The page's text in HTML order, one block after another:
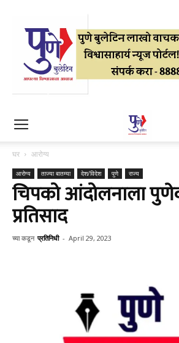
घर आरोग्य
आरोग्य ताज्या बातम्या देश/विदेश पुणे राज्य
चिपको आंदोलनाला
प्रतिसाद
च्या कडून प्रतिनिधी - April 29, 2023